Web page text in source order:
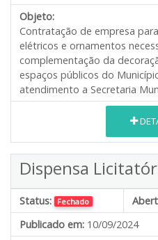
Objeto:
Contratação de empresa
elétricos e ornamentos
complementação da
espaços públicos do
atendimento a Secretaria
Dispensa
Status: Fechado
Publicado em: 10/09/2024